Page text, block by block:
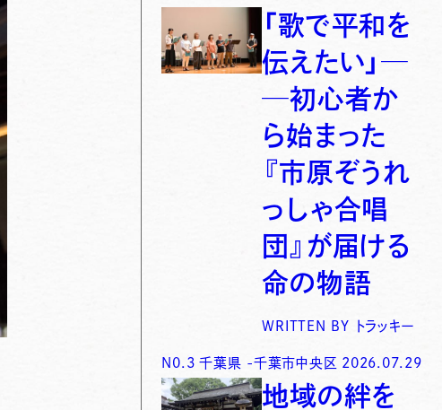
「歌で平和を
伝えたい」─
─初心者か
ら始まった
『市原ぞうれ
っしゃ合唱
団』が届ける
命の物語
WRITTEN BY トラッキー
N0. 3 千葉県 -千葉市中央区 2026.07.29
地域の絆を